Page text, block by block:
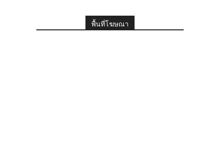
พื้นที่โฆษณา